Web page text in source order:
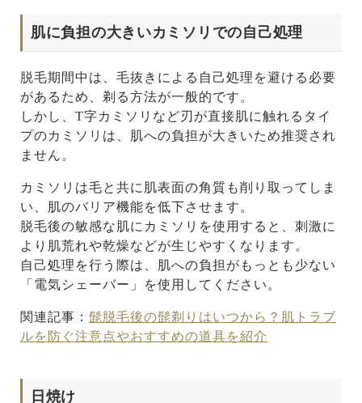
肌に負担の大きいカミソリでの自己処理
脱毛期間中は、毛抜きによる自己処理を避ける必要
があるため、剃る方法が一般的です。
しかし、T字カミソリなど刃が直接肌に触れるタイ
プのカミソリは、肌への負担が大きいため推奨され
ません。
カミソリは毛と共に肌表面の角質も削り取ってしま
い、肌のバリア機能を低下させます。
脱毛後の敏感な肌にカミソリを使用すると、刺激に
より肌荒れや乾燥などが生じやすくなります。
自己処理を行う際は、肌への負担がもっとも少ない
「電気シェーバー」を使用してください。
関連記事： 髭脱毛後の髭剃りはいつから？肌トラブ
ルを防ぐ注意点やおすすめの道具を紹介
日焼け